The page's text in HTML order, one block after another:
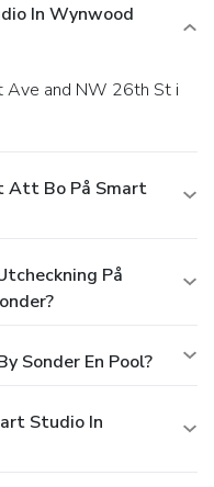
In Wynwood
Att Bo På Smart
På
Sonder En Pool?
Studio In